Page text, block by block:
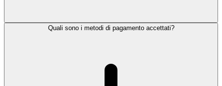
Quali sono i metodi di pagamento accettati?